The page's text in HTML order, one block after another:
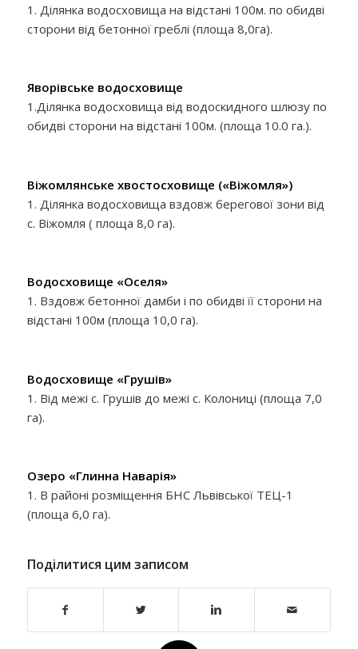
1. Ділянка водосховища на відстані 100м. по обидві
сторони від бетонної греблі (площа 8,0га).
Яворівське водосховище
1.Ділянка водосховища від водоскидного шлюзу по
обидві сторони на відстані 100м. (площа 10.0 га.).
Віжомлянське хвостосховище («Віжомля»)
1. Ділянка водосховища вздовж берегової зони від
с. Віжомля ( площа 8,0 га).
Водосховище «Оселя»
1. Вздовж бетонної дамби і по обидві її сторони на
відстані 100м (площа 10,0 га).
Водосховище «Грушів»
1. Від межі с. Грушів до межі с. Колониці (площа 7,0
га).
Озеро «Глинна Наварія»
1. В районі розміщення БНС Львівської ТЕЦ-1
(площа 6,0 га).
Поділитися цим записом